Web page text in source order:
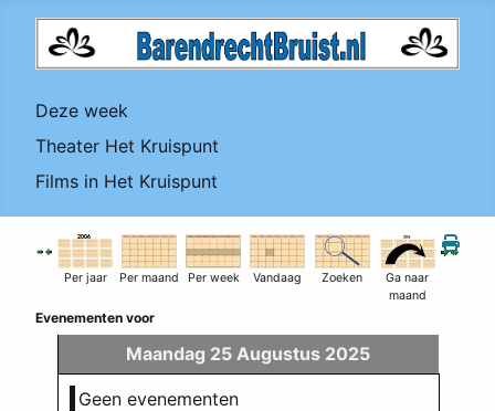
Deze week
Theater Het Kruispunt
Films in Het Kruispunt
Per jaar Per maand Per week Vandaag Zoeken
Ga naar
maand
Evenementen voor
Maandag 25 Augustus 2025
Geen evenementen